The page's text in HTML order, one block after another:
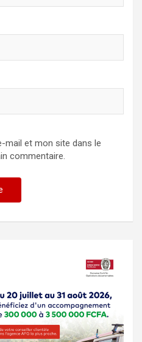
mail et mon site dans le
commentaire.